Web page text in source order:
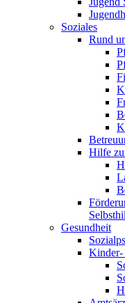
Soziales
Rund
Hilfe
Gesundheit
Kinder-